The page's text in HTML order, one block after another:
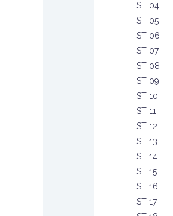
ST 04
ST 05
ST 06
ST 07
ST 08
ST 09
ST 10
ST 11
ST 12
ST 13
ST 14
ST 15
ST 16
ST 17